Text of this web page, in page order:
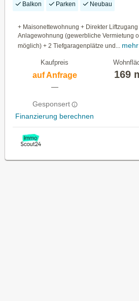
Balkon Parken Neubau
+ Maisonettewohnung + Direkter
Anlagewohnung (gewerbliche Vermietung
möglich) + 2 Tiefgaragenplätze und...
Kaufpreis
auf Anfrage
—
Gesponsert
Finanzierung berechnen
169